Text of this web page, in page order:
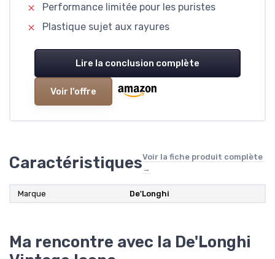
Performance limitée pour les puristes
Plastique sujet aux rayures
Lire la conclusion complète
Voir l'offre
CaractéristiquesVoir la fiche produit complète
→
Marque De'Longhi
Ma rencontre avec la De'Longhi